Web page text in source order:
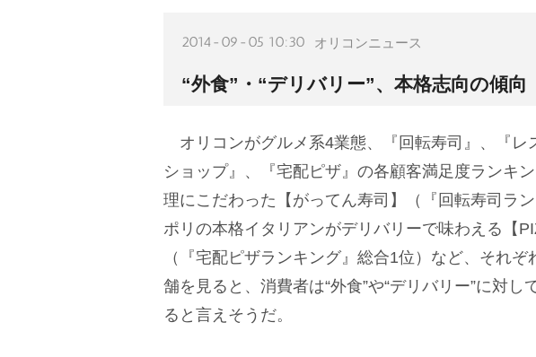
2014-09-05 10:30 オリコンニュース
“外食”・“デリバリー”、本格志向の傾向
オリコンがグルメ系4業態、『回転寿司』、『レ
ショップ』、『宅配ピザ』の各顧客満足度ランキ
理にこだわった【がってん寿司】（『回転寿司ラ
ポリの本格イタリアンがデリバリーで味わえる【
（『宅配ピザランキング』総合1位）など、それ
舗を見ると、消費者は“外食”や“デリバリー”に対
ると言えそうだ。